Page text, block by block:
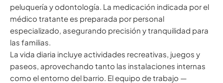
peluquería y odontología. La medicación indicada por el
médico tratante es preparada por personal
especializado, asegurando precisión y tranquilidad para
las familias.
La vida diaria incluye actividades recreativas, juegos y
paseos, aprovechando tanto las instalaciones internas
como el entorno del barrio. El equipo de trabajo —